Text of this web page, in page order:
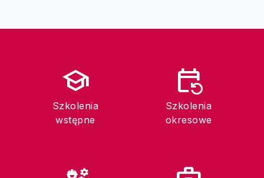
school
Szkolenia
wstępne
event_repeat
Szkolenia
okresowe